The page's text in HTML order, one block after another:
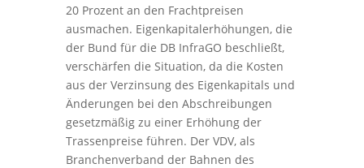
20 Prozent an den Frachtpreisen
ausmachen. Eigenkapitalerhöhungen, die
der Bund für die DB InfraGO beschließt,
verschärfen die Situation, da die Kosten
aus der Verzinsung des Eigenkapitals und
Änderungen bei den Abschreibungen
gesetzmäßig zu einer Erhöhung der
Trassenpreise führen. Der VDV, als
Branchenverband der Bahnen des